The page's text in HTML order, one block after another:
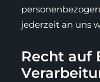
jederzeit an uns
Recht auf